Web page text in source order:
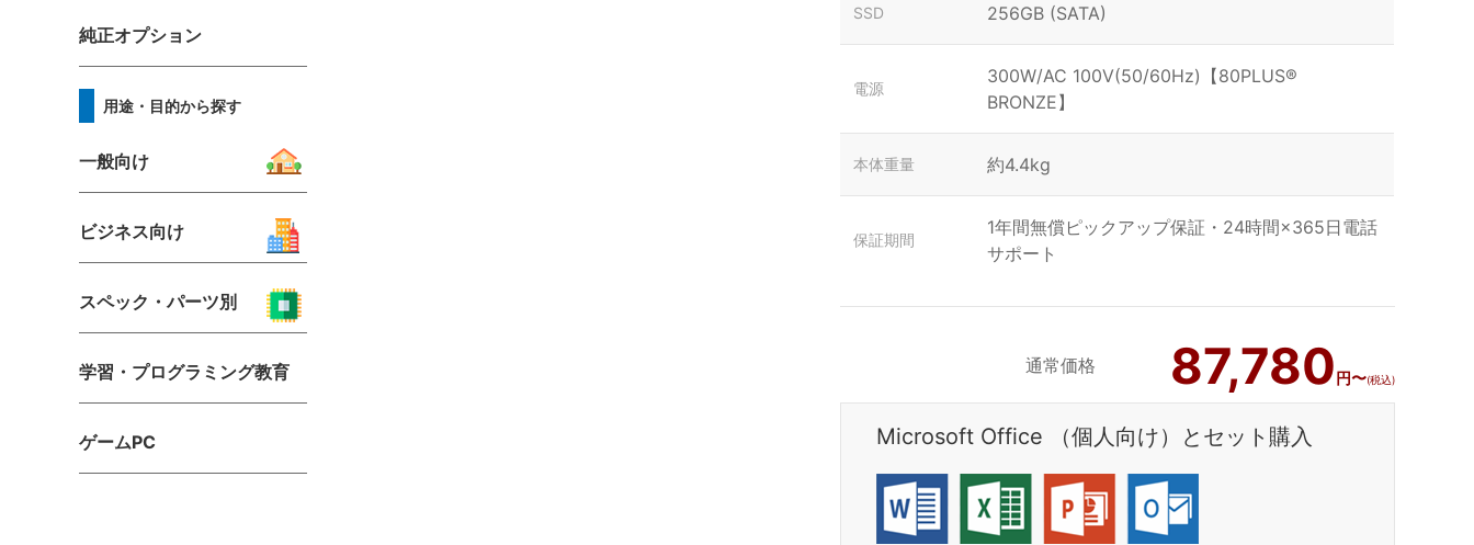
純正オプション
用途・目的から探す
一般向け
ビジネス向け
スペック・パーツ別
学習・プログラミング教育
ゲームPC
SSD 256GB (SATA)
電源
300W/AC 100V(50/60Hz)【80PLUS®
BRONZE】
本体重量 約4.4kg
保証期間
1年間無償ピックアップ保証・24時間×365日電話
サポート
通常価格 87,780円〜(税込)
Microsoft Office （個人向け）とセット購入